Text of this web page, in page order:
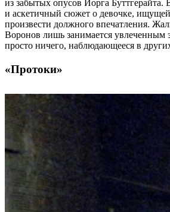
из забытых опусов Йорга
и аскетичный сюжет о девочке,
произвести должного впечатления.
Воронов лишь занимается увлеченным
просто ничего, наблюдающееся в
«Протоки»